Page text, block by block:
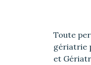
Toute
gériatrie
et